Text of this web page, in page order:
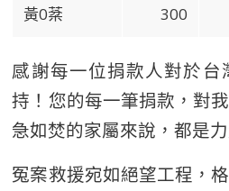
黃0棻 300
感謝每一位捐款人對於台
持！您的每一筆捐款，對
急如焚的家屬來說，都是力
冤案救援宛如絕望工程，